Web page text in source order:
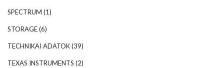
SPECTRUM (1)
STORAGE(6)
TECHNIKAI ADATOK(39)
TEXAS INSTRUMENTS (2)